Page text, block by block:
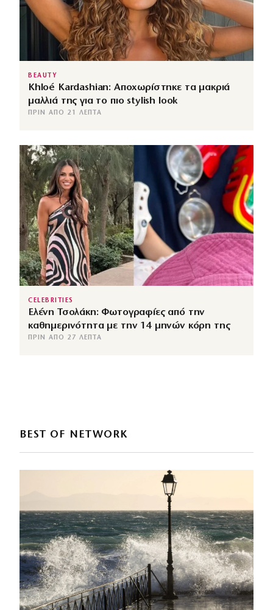
BEAUTY
Khloé Kardashian: Αποχωρίστηκε τα μακριά
μαλλιά της για το πιο stylish look
ΠΡΙΝ ΑΠΌ 21 ΛΕΠΤΆ
CELEBRITIES
Ελένη Τσολάκη: Φωτογραφίες από την
καθημερινότητα με την 14 μηνών κόρη της
ΠΡΙΝ ΑΠΌ 27 ΛΕΠΤΆ
BEST OF NETWORK